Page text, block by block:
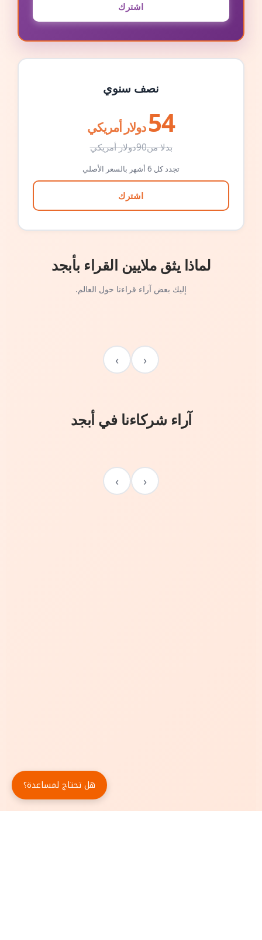
اشترك
نصف سنوي
54 دولار أمريكي
بدلا من90دولار أمريكي
تجدد كل 6 أشهر بالسعر الأصلي
اشترك
لماذا يثق ملايين القراء بأبجد
إليك بعض آراء قراءنا حول العالم.
‹
›
آراء شركاءنا في أبجد
‹
›
هل تحتاج لمساعدة؟